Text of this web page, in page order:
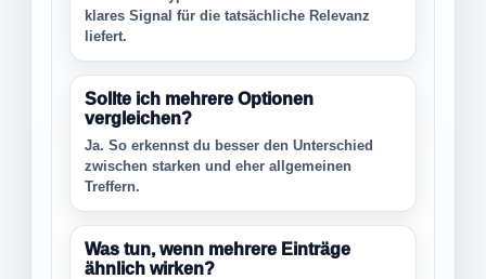
klares Signal für die tatsächliche Relevanz
liefert.
Sollte ich mehrere Optionen
vergleichen?
Ja. So erkennst du besser den Unterschied
zwischen starken und eher allgemeinen
Treffern.
Was tun, wenn mehrere Einträge
ähnlich wirken?